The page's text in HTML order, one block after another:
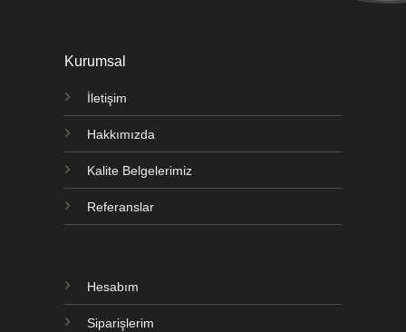
Kurumsal
İletişim
Hakkımızda
Kalite Belgelerimiz
Referanslar
Hesabım
Siparişlerim